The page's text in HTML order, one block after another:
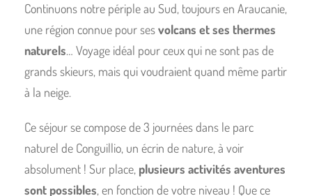
Continuons notre périple au Sud, toujours en Araucanie,
une région connue pour sesvolcans et ses thermes
naturels… Voyage idéal pour ceux qui ne sont pas de
grands skieurs, mais qui voudraient quand même partir
à la neige.
Ce séjour se compose de 3 journées dans le parc
naturel de Conguillio, un écrin de nature, à voir
absolument ! Sur place, plusieurs activités aventures
sont possibles, en fonction de votre niveau ! Que ce